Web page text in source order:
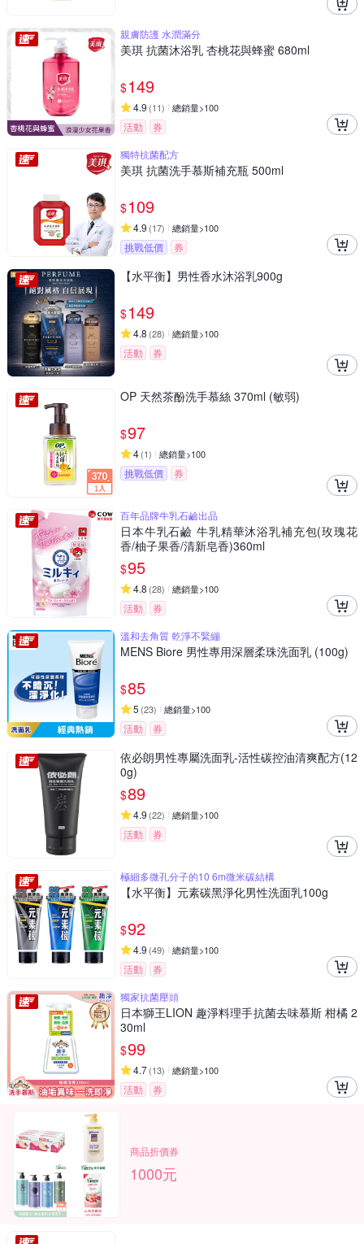
親膚防護 水潤滿分
美琪 抗菌沐浴乳 杏桃花與蜂蜜 680ml
$149
4.9 (11) 總銷量>100
活動
券
獨特抗菌配方
美琪 抗菌洗手慕斯補充瓶 500ml
$109
4.9 (17) 總銷量>100
挑戰低價 券
【水平衡】男性香水沐浴乳900g
$149
4.8 (28) 總銷量>100
活動 券
OP 天然茶酚洗手慕絲 370ml (敏弱)
$97
4(1) 總銷量>100
挑戰低價 券
百年品牌牛乳石鹼出品
日本牛乳石鹼 牛乳精華沐浴乳補充包(玫瑰花
香/柚子果香/清新皂香)360ml
$95
4.8 (28) 總銷量>100
活動
券
溫和去角質 乾淨不緊繃
MENS Biore 男性專用深層柔珠洗面乳 (100g)
$85
5 (23) 總銷量>100
活動 券
依必朗男性專屬洗面乳-活性碳控油清爽配方(12
0g)
$89
4.9 (22) 總銷量>100
活動 券
極細多微孔分子的10 6m微米碳結構
【水平衡】元素碳黑淨化男性洗面乳100g
$92
4.9 (49) 總銷量>100
活動
券
獨家抗菌壓頭
日本獅王LION 趣淨料理手抗菌去味慕斯 柑橘 2
30ml
$99
4.7(13) 總銷量>100
活動 券
商品折價券
1000元